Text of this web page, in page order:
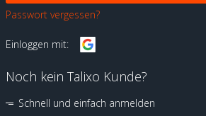
Passwort vergessen?
Einloggen mit:
Noch kein Talixo Kunde?
Schnell und einfach anmelden